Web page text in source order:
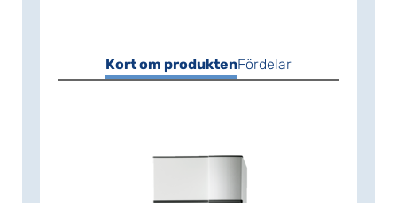
Kort om produktenFördelar